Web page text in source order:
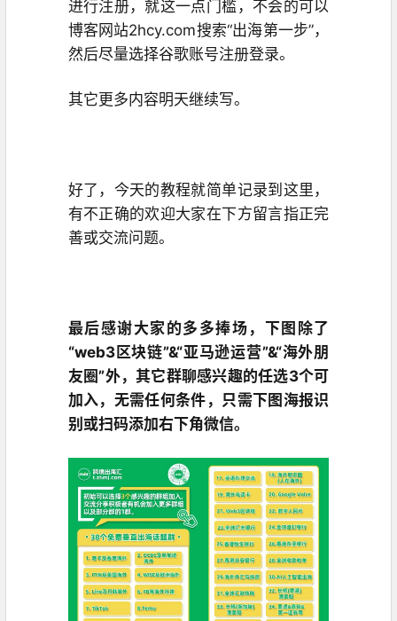
进行注册，就这一点门槛，不会的可以
博客网站2hcy.com搜索“出海第一步”，
然后尽量选择谷歌账号注册登录。
其它更多内容明天继续写。
好了，今天的教程就简单记录到这里，
有不正确的欢迎大家在下方留言指正完
善或交流问题。
最后感谢大家的多多捧场，下图除了
“web3区块链”&“亚马逊运营”&“海外朋
友圈”外，其它群聊感兴趣的任选3个可
加入，无需任何条件，只需下图海报识
别或扫码添加右下角微信。